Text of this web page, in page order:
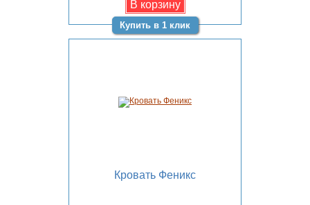
Купить в 1 клик
Кровать Феникс